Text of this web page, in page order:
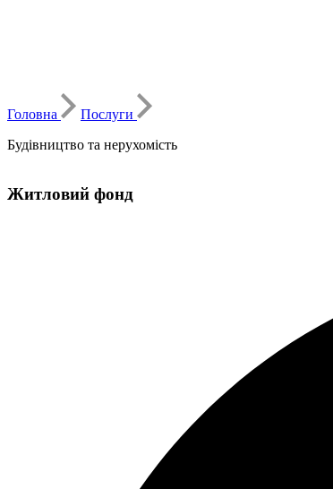
Головна
Послуги
Будівництво та нерухомість
Житловий фонд